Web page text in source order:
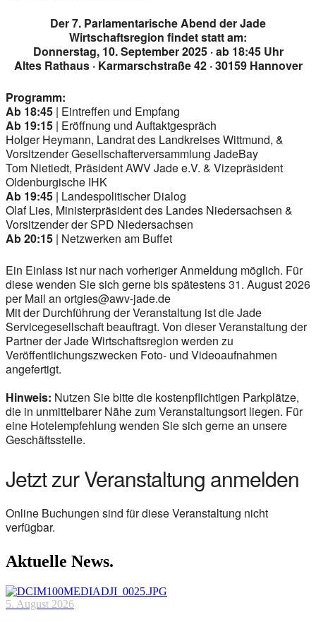
Der 7. Parlamentarische Abend der Jade
Wirtschaftsregion findet statt am:
Donnerstag, 10. September 2025 · ab 18:45 Uhr
Altes Rathaus · Karmarschstraße 42 · 30159 Hannover
Programm:
Ab 18:45 | Eintreffen und Empfang
Ab 19:15 | Eröffnung und Auftaktgespräch
Holger Heymann, Landrat des Landkreises Wittmund, &
Vorsitzender Gesellschafterversammlung JadeBay
Tom Nietiedt, Präsident AWV Jade e.V. & Vizepräsident
Oldenburgische IHK
Ab 19:45 | Landespolitischer Dialog
Olaf Lies, Ministerpräsident des Landes Niedersachsen &
Vorsitzender der SPD Niedersachsen
Ab 20:15 | Netzwerken am Buffet
Ein Einlass ist nur nach vorheriger Anmeldung möglich. Für
diese wenden Sie sich gerne bis spätestens 31. August 2026
per Mail an ortgies@awv-jade.de
Mit der Durchführung der Veranstaltung ist die Jade
Servicegesellschaft beauftragt. Von dieser Veranstaltung der
Partner der Jade Wirtschaftsregion werden zu
Veröffentlichungszwecken Foto- und Videoaufnahmen
angefertigt.
Hinweis: Nutzen Sie bitte die kostenpflichtigen Parkplätze,
die in unmittelbarer Nähe zum Veranstaltungsort liegen. Für
eine Hotelempfehlung wenden Sie sich gerne an unsere
Geschäftsstelle.
Jetzt zur Veranstaltung anmelden
Online Buchungen sind für diese Veranstaltung nicht
verfügbar.
Aktuelle News.
5. August 2026